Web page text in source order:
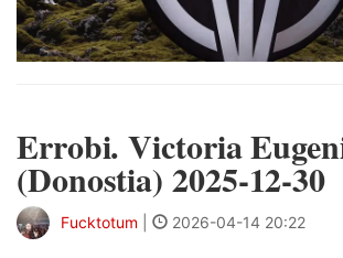
Errobi. Victoria
(Donostia) 2025-12-30
Fucktotum 2026-04-14 20:22